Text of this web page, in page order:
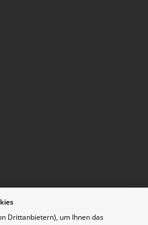
Drittanbietern), um Ihnen das